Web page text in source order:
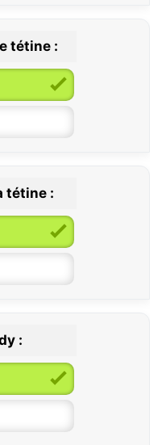
tétine :
tétine :
: